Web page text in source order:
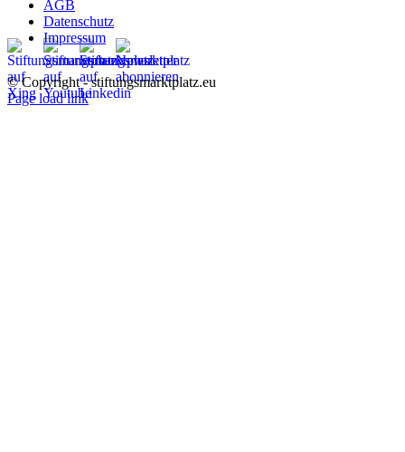
AGB
Datenschutz
Impressum
© Copyright - stiftungsmarktplatz.eu
Page load link